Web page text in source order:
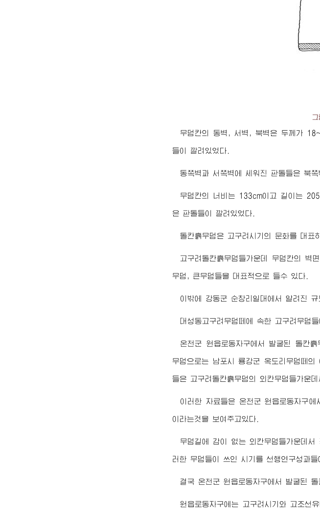
무덤칸의 동벽, 서벽, 북벽은 두께가
들이 깔려있었다.
동쪽벽과 서쪽벽에 세워진 판돌들은 북
무덤칸의 너비는 133cm이고 길이는
은 판돌들이 깔려있었다.
돌칸흙무덤은 고구려시기의 문화를 대표
고구려돌칸흙무덤들가운데 무덤칸의 벽
무덤, 큰무덤들을 대표적으로 들수 있다.
이밖에 강동군 순창리일대에서 알려진
대성동고구려무덤떼에 속한 고구려무덤
온천군 원읍로동자구에서 발굴된 돌칸
무덤으로는 남포시 룡강군 옥도리무덤떼
들은 고구려돌칸흙무덤의 외칸무덤들가운
이러한 자료들은 온천군 원읍로동자구
이라는것을 보여주고있다.
무덤길에 감이 없는 외칸무덤들가운데
러한 무덤들이 쓰인 시기를 선행연구성과
결국 온천군 원읍로동자구에서 발굴된
원읍로동자구에는 고구려시기와 고조선